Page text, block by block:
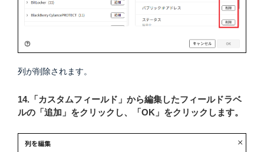
列が削除されます。
14.「カスタムフィールド」から編集したフィールドラベ
ルの「追加」をクリックし、「OK」をクリックします。